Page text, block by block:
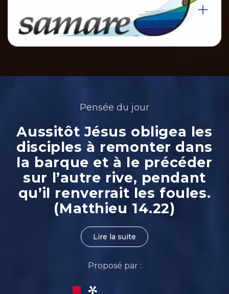
Pensée du jour
Aussitôt Jésus obligea les
disciples à remonter dans
la barque et à le précéder
sur l’autre rive, pendant
qu’il renverrait les foules.
(Matthieu 14.22)
Lire la suite
Proposé par :